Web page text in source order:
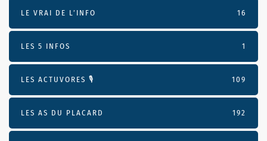
LE VRAI DE L’INFO 16
LES 5 INFOS 1
LES ACTUVORES 🎙 109
LES AS DU PLACARD 192